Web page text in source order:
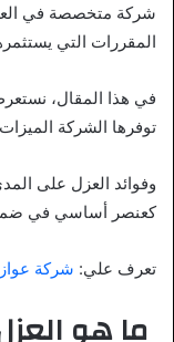
شركة متخصصة في
المقررات التي
في هذا المقال،
توفرها الشركة
وفوائد العزل على
كعنصر أساسي في
تعرف علي: شركة
ما هو